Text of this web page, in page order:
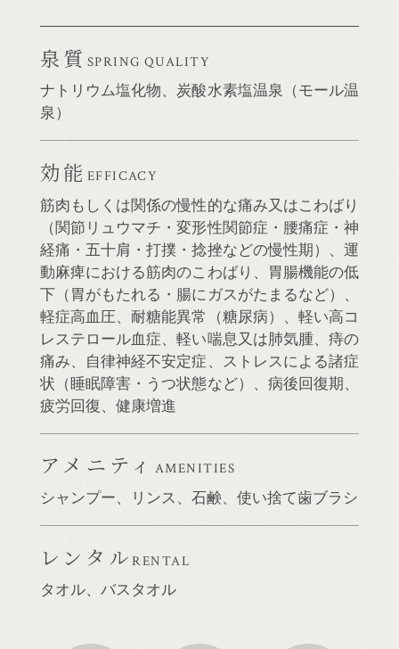
泉質 SPRING QUALITY
ナトリウム塩化物、炭酸水素塩温泉（モール温
泉）
効能 EFFICACY
筋肉もしくは関係の慢性的な痛み又はこわばり
（関節リュウマチ・変形性関節症・腰痛症・神
経痛・五十肩・打撲・捻挫などの慢性期）、運
動麻痺における筋肉のこわばり、胃腸機能の低
下（胃がもたれる・腸にガスがたまるなど）、
軽症高血圧、耐糖能異常（糖尿病）、軽い高コ
レステロール血症、軽い喘息又は肺気腫、痔の
痛み、自律神経不安定症、ストレスによる諸症
状（睡眠障害・うつ状態など）、病後回復期、
疲労回復、健康増進
アメニティ AMENITIES
シャンプー、リンス、石鹸、使い捨て歯ブラシ
レンタルRENTAL
タオル、バスタオル